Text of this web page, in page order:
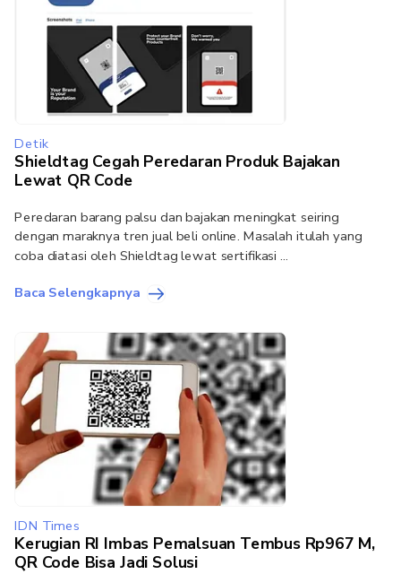
Detik
Shieldtag Cegah Peredaran Produk Bajakan
Lewat QR Code
Peredaran barang palsu dan bajakan meningkat seiring
dengan maraknya tren jual beli online. Masalah itulah yang
coba diatasi oleh Shieldtag lewat sertifikasi ...
Baca Selengkapnya
IDN Times
Kerugian RI Imbas Pemalsuan Tembus Rp967 M,
QR Code Bisa Jadi Solusi